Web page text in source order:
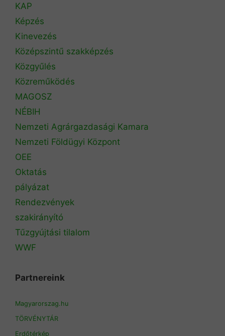
KAP
Képzés
Kinevezés
Középszintű szakképzés
Közgyűlés
Közreműködés
MAGOSZ
NÉBIH
Nemzeti Agrárgazdasági Kamara
Nemzeti Földügyi Központ
OEE
Oktatás
pályázat
Rendezvények
szakirányító
Tűzgyújtási tilalom
WWF
Partnereink
Magyarorszag.hu
TÖRVÉNYTÁR
Erdőtérkép